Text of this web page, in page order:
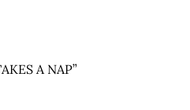
A NAP”